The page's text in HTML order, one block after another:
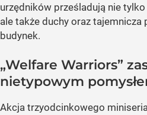
urzędników prześladują nie
ale także duchy oraz tajemnicza
budynek.
„Welfare Warriors”
nietypowym
Akcja trzyodcinkowego